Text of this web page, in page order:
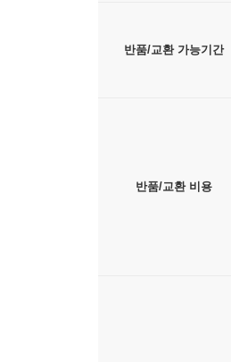
반품/교환 가능기간
반품/교환 비용